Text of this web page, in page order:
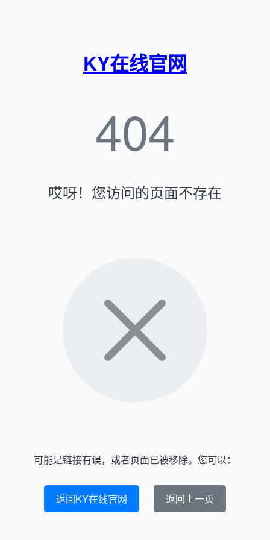
KY在线官网
404
哎呀！您访问的页面不存在
可能是链接有误，或者页面已被移除。您可以：
返回KY在线官网 返回上一页